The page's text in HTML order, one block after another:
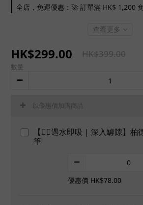
全店，免運優惠：🚀 訂單滿 HK$ 1,200
查看更多
HK$299.00 HK$399.00
數量
以優惠價加購商品
【👍🏻遇水即吸 | 深入罅隙】
筆
優惠價 HK$78.00